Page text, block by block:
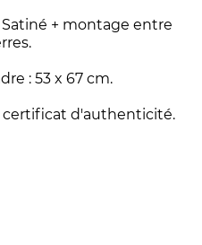
+ montage entre
: 53 x 67 cm.
certificat d'authenticité.